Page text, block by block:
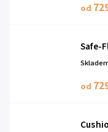
od
Safe-
od